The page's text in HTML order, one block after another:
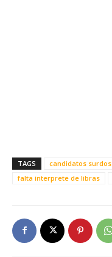
TAGS candidatos surdos
falta interprete de libras